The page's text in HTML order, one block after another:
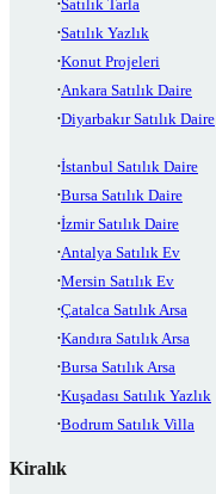
Satılık Tarla
Satılık Yazlık
Konut Projeleri
Ankara Satılık Daire
Diyarbakır Satılık Daire
İstanbul Satılık Daire
Bursa Satılık Daire
İzmir Satılık Daire
Antalya Satılık Ev
Mersin Satılık Ev
Çatalca Satılık Arsa
Kandıra Satılık Arsa
Bursa Satılık Arsa
Kuşadası Satılık Yazlık
Bodrum Satılık Villa
Kiralık